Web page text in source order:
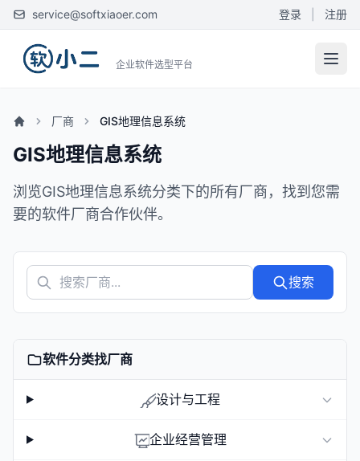
service@softxiaoer.com 登录 注册
企业软件选型平台
厂商 GIS地理信息系统
GIS地理信息系统
浏览GIS地理信息系统分类下的所有厂商，找到您需
要的软件厂商合作伙伴。
搜索
软件分类找厂商
设计与工程
企业经营管理